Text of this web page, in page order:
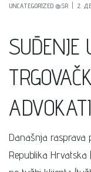
UNCATEGORIZED @SR 2.
SUĐENJE
ADVOKATI
Današnja rasprava
Republika